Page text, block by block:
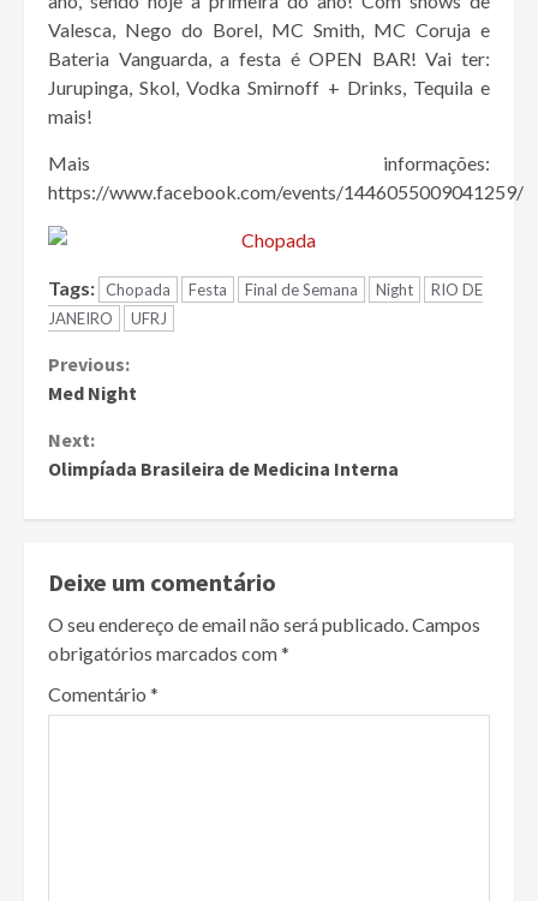
Valesca, Nego do Borel, MC Smith, MC Coruja e
Bateria Vanguarda, a festa é OPEN BAR! Vai ter:
Jurupinga, Skol, Vodka Smirnoff + Drinks, Tequila e
mais!
Mais informações:
https://www.facebook.com/events/1446055009041259/
Tags: Chopada Festa Final de Semana Night
RIO DE
JANEIRO
UFRJ
Continue
Reading
Previous:
Med Night
Next:
Olimpíada Brasileira de Medicina Interna
Deixe um comentário
O seu endereço de email não será publicado.Campos
obrigatórios marcados com*
Comentário *